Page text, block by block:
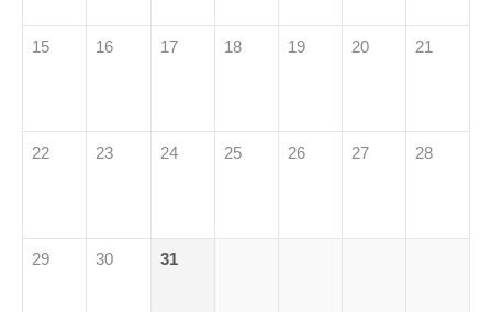
15 16 17 18 19 20 21
22 23 24 25 26 27 28
29 30 31